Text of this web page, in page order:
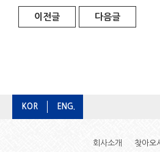
이전글 다음글
KOR ENG.
회사소개 찾아오